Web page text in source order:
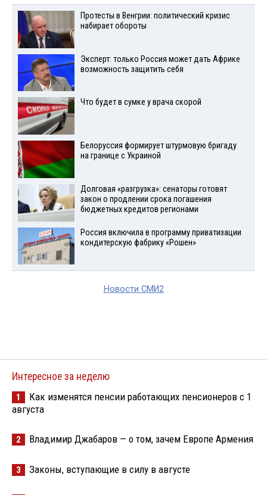
Протесты в Венгрии: политический кризис
набирает обороты
Эксперт: только Россия может дать Африке
возможность защитить себя
Что будет в сумке у врача скорой
Белоруссия формирует штурмовую бригаду
на границе с Украиной
Долговая «разгрузка»: сенаторы готовят
закон о продлении срока погашения
бюджетных кредитов регионами
Россия включила в программу приватизации
кондитерскую фабрику «Рошен»
Новости СМИ2
Интересное за неделю
1
Как изменятся пенсии работающих пенсионеров с 1
августа
2 Владимир Джабаров — о том, зачем Европе Армения
3 Законы, вступающие в силу в августе